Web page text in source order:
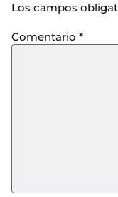
Los campos
Comentario *